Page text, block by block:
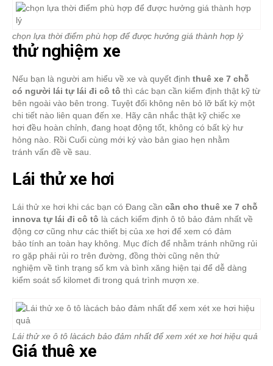
chọn lựa thời điểm phù hợp để được hưởng giá thành hợp lý
thử nghiệm xe
Nếu bạn là người am hiểu về xe và quyết định thuê xe 7 chỗ
có người lái tự lái đi cô tô thì các bạn cần kiểm định thật kỹ từ
bên ngoài vào bên trong. Tuyệt đối không nên bỏ lỡ bất kỳ một
chi tiết nào liên quan đến xe. Hãy cân nhắc thật kỹ chiếc xe
hơi đều hoàn chỉnh, đang hoạt động tốt, không có bất kỳ hư
hỏng nào. Rồi Cuối cùng mới ký vào bản giao hẹn nhằm
tránh vấn đề về sau.
Lái thử xe hơi
Lái thử xe hơi khi các bạn có Đang cần cần cho thuê xe 7 chỗ
innova tự lái đi cô tô là cách kiểm định ô tô bảo đảm nhất về
động cơ cũng như các thiết bị của xe hơi để xem có đảm
bảo tính an toàn hay không. Mục đích để nhằm tránh những rủi
ro gặp phải rủi ro trên đường, đồng thời cũng nên thử
nghiệm về tình trạng số km và bình xăng hiện tại để dễ dàng
kiểm soát số kilomet đi trong quá trình mượn xe.
Lái thử xe ô tô làcách bảo đảm nhất để xem xét xe hơi hiệu quả
Giá thuê xe